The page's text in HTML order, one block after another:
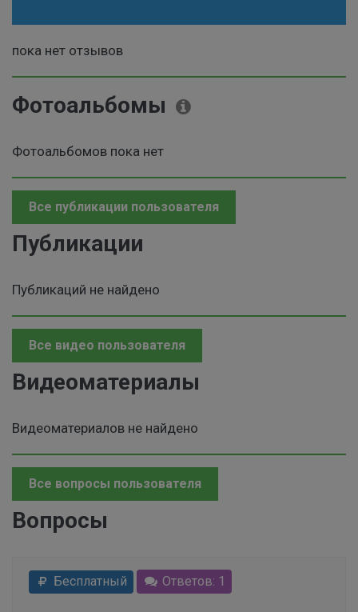
пока нет отзывов
Фотоальбомы
Фотоальбомов пока нет
Все публикации пользователя
Публикации
Публикаций не найдено
Все видео пользователя
Видеоматериалы
Видеоматериалов не найдено
Все вопросы пользователя
Вопросы
Бесплатный Ответов: 1